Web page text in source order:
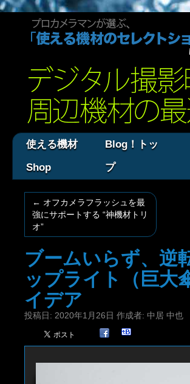
使える機材
Shop
Blog！トッ
プ
← オフカメラフラッシュを最
強にサポートする “神機材トリ
オ”
ブームいらず、逆
ップライト（巨大
イデア
投稿日: 2020年1月26日 作成者: 中居 中也